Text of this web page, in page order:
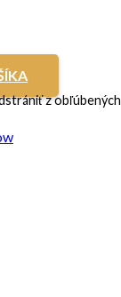
z obľúbených